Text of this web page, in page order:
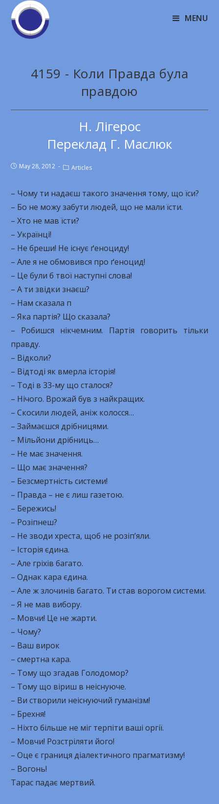
MENU
4159 - Коли Правда була
правдою
Н. Лігерос
Переклад Г. Маслюк
May 28, 2012 Articles
– Чому ти надаєш такого значення тому, що їси?
– Бо не можу забути людей, що не мали їсти.
– Хто не мав їсти?
– Українці!
– Не бреши! Не існує ґеноциду!
– Але я не обмовився про ґеноцид!
– Це були б твої наступні слова!
– А ти звідки знаєш?
– Нам сказала п
– Яка партія? Що сказала?
– Робишся нікчемним. Партія говорить тільки
правду.
– Відколи?
– Відтоді як вмерла історія!
– Тоді в 33-му що сталося?
– Нічого. Врожай був з найкращих.
– Скосили людей, аніж колосся…
– Займаєшся дрібницями.
– Мільйони дрібниць…
– Не має значення.
– Що має значення?
– Безсмертність системи!
– Правда – не є лиш газетою.
– Бережись!
– Розіпнеш?
– Не зводи хреста, щоб не розіп’яли.
– Історія єдина.
– Але гріхів багато.
– Однак кара єдина.
– Але ж злочинів багато. Ти став ворогом системи.
– Я не мав вибору.
– Мовчи! Це не жарти.
– Чому?
– Ваш вирок
– смертна кара.
– Тому що згадав Голодомор?
– Тому що віриш в неіснуюче.
– Ви створили неіснуючий гуманізм!
– Брехня!
– Ніхто більше не міг терпіти ваші оргії.
– Мовчи! Розстріляти його!
– Оце є границя діалектичного прагматизму!
– Вогонь!
Тарас падає мертвий.